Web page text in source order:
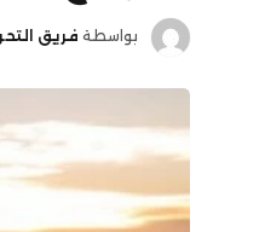
بواسطة فريق